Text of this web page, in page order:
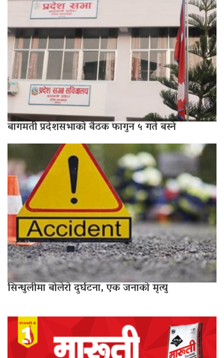
बागमती प्रदेशसभाको बैठक फागुन ५ गते बस्ने
सिन्धुलीमा बोलेरो दुर्घटना, एक जनाको मृत्यु